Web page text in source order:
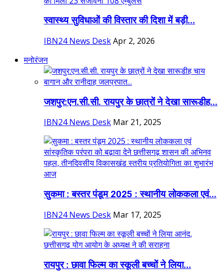
स्वास्थ्य सुविधाओं की विस्तार की दिशा में बड़ी...
IBN24 News DeskApr 2, 2026
मनोरंजन
जशपुर:एन.सी.सी. रायपुर के छात्रों ने देखा सारूडीह...
IBN24 News Desk Mar 21, 2025
सुकमा : बस्तर पंडूम 2025 : स्थानीय लोककला एवं...
IBN24 News Desk Mar 17, 2025
रायपुर : छावा फिल्म का स्कूली बच्चों ने लिया...